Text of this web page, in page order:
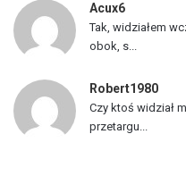
Acux6
Tak, widziałem
obok, s...
Robert1980
Czy ktoś widział
przetargu...